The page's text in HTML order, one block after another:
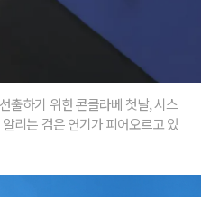
출하기 위한 콘클라베 첫날, 시스
리는 검은 연기가 피어오르고 있